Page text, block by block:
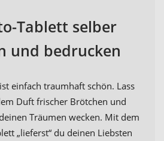
Tablett selber
und bedrucken
einfach traumhaft schön. Lass
Duft frischer Brötchen und
Träumen wecken. Mit dem
„lieferst“ du deinen Liebsten